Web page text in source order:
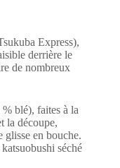
Express),
derrière le
de nombreux
blé), faites à la
la découpe,
glisse en bouche.
séché